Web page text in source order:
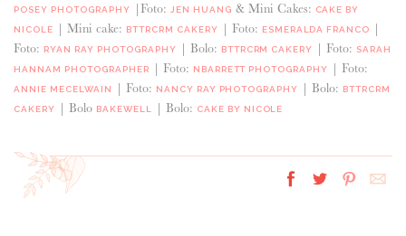
POSEY PHOTOGRAPHY
|Foto: JEN HUANG & Mini Cakes: CAKE BY
NICOLE
| Mini cake: BTTRCRM CAKERY | Foto: ESMERALDA FRANCO
|
Foto:
RYAN RAY PHOTOGRAPHY | Bolo: BTTRCRM CAKERY | Foto: SARAH
HANNAM PHOTOGRAPHER
| Foto: NBARRETT PHOTOGRAPHY | Foto:
ANNIE MECELWAIN | Foto: NANCY RAY PHOTOGRAPHY | Bolo:
BTTRCRM
CAKERY
| Bolo BAKEWELL | Bolo: CAKE BY NICOLE